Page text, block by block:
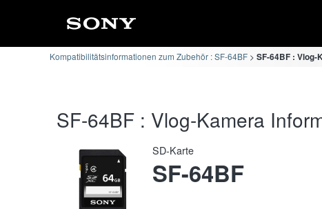
Kompatibilitätsinformationen zum Zubehör : SF-64BF SF-64BF :
SF-64BF : Vlog-Kamera
SD-Karte
SF-64BF